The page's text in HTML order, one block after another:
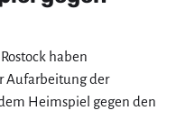
haben
Aufarbeitung der
Heimspiel gegen den